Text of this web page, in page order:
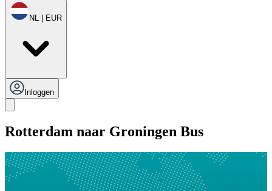
NL | EUR
Inloggen
Rotterdam naar Groningen Bus